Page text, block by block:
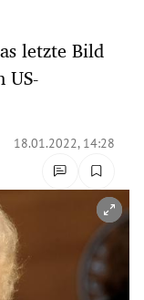
letzte Bild
US-
18.01.2022, 14:28